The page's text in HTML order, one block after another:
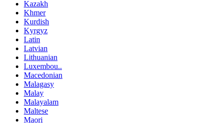
Kazakh
Khmer
Kurdish
Kyrgyz
Latin
Latvian
Lithuanian
Luxembou..
Macedonian
Malagasy
Malay
Malayalam
Maltese
Maori